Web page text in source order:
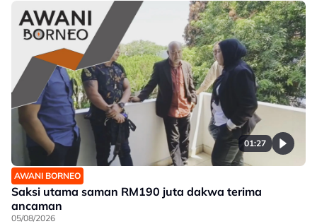
01:27
AWANI BORNEO
Saksi utama saman RM190 juta dakwa terima
ancaman
05/08/2026